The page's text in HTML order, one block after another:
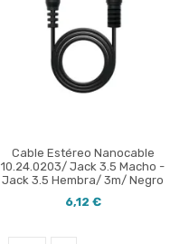
Cable Estéreo Nanocable
10.24.0203/ Jack 3.5 Macho -
Jack 3.5 Hembra/ 3m/ Negro
6,12 €